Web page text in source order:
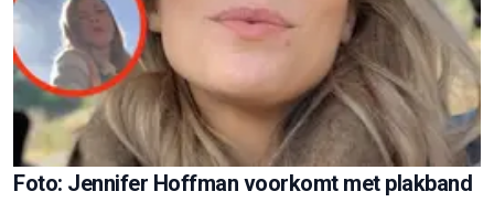
Foto: Jennifer Hoffman voorkomt met plakband